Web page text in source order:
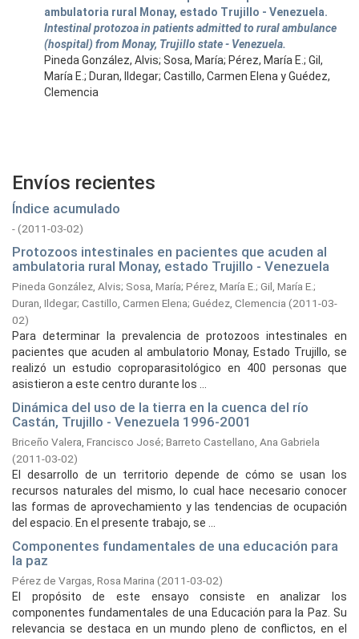
ambulatoria rural Monay, estado Trujillo - Venezuela.
Intestinal protozoa in patients admitted to rural ambulance
(hospital) from Monay, Trujillo state - Venezuela.
Pineda González, Alvis; Sosa, María; Pérez, María E.; Gil,
María E.; Duran, Ildegar; Castillo, Carmen Elena y Guédez,
Clemencia
Envíos recientes
Índice acumulado
-(2011-03-02)
Protozoos intestinales en pacientes que acuden al
ambulatoria rural Monay, estado Trujillo - Venezuela
Pineda González, Alvis; Sosa, María; Pérez, María E.; Gil, María E.;
Duran, Ildegar; Castillo, Carmen Elena; Guédez, Clemencia (2011-03-
02)
Para determinar la prevalencia de protozoos intestinales en
pacientes que acuden al ambulatorio Monay, Estado Trujillo, se
realizó un estudio coproparasitológico en 400 personas que
asistieron a este centro durante los ...
Dinámica del uso de la tierra en la cuenca del río
Castán, Trujillo - Venezuela 1996-2001
Briceño Valera, Francisco José; Barreto Castellano, Ana Gabriela
(2011-03-02)
El desarrollo de un territorio depende de cómo se usan los
recursos naturales del mismo, lo cual hace necesario conocer
las formas de aprovechamiento y las tendencias de ocupación
del espacio. En el presente trabajo, se ...
Componentes fundamentales de una educación para
la paz
Pérez de Vargas, Rosa Marina (2011-03-02)
El propósito de este ensayo consiste en analizar los
componentes fundamentales de una Educación para la Paz. Su
relevancia se destaca en un mundo pleno de conflictos, en el